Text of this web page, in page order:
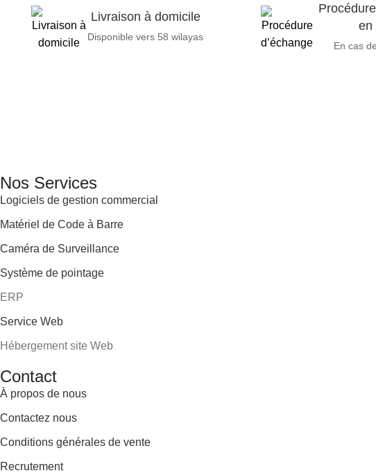
Livraison à domicile
Disponible vers 58 wilayas
en
En cas
Nos Services
Logiciels de gestion commercial
Matériel de Code à Barre
Caméra de Surveillance
Système de pointage
ERP
Service Web
Hébergement site Web
Contact
À propos de nous
Contactez nous
Conditions générales de vente
Recrutement